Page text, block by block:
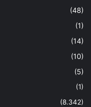
(48)
(1)
(14)
(10)
(5)
(1)
(8.342)